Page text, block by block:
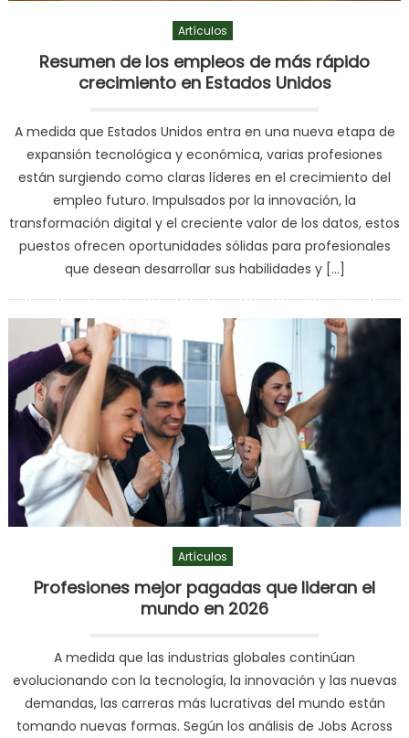
Artículos
Resumen de los empleos de más rápido
crecimiento en Estados Unidos
A medida que Estados Unidos entra en una nueva etapa de
expansión tecnológica y económica, varias profesiones
están surgiendo como claras líderes en el crecimiento del
empleo futuro. Impulsados por la innovación, la
transformación digital y el creciente valor de los datos, estos
puestos ofrecen oportunidades sólidas para profesionales
que desean desarrollar sus habilidades y […]
Artículos
Profesiones mejor pagadas que lideran el
mundo en 2026
A medida que las industrias globales continúan
evolucionando con la tecnología, la innovación y las nuevas
demandas, las carreras más lucrativas del mundo están
tomando nuevas formas. Según los análisis de Jobs Across